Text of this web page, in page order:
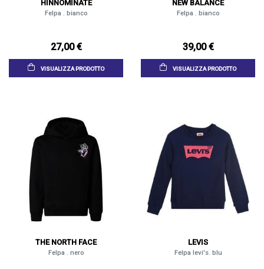
HINNOMINATE
Felpa . bianco
27,00 €
VISUALIZZA PRODOTTO
NEW BALANCE
Felpa . bianco
39,00 €
VISUALIZZA PRODOTTO
THE NORTH FACE
Felpa . nero
LEVIS
Felpa levi's. blu